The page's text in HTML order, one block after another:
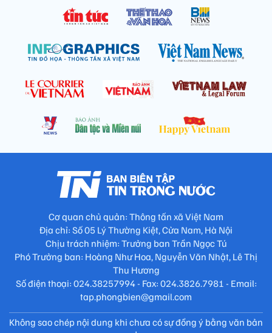
Cơ quan chủ quản: Thông tấn xã Việt Nam
Địa chỉ: Số 05 Lý Thường Kiệt, Cửa Nam, Hà Nội
Chịu trách nhiệm: Trưởng ban Trần Ngọc Tú
Phó Trưởng ban: Hoàng Như Hoa, Nguyễn Văn Nhật, Lê Thị
Thu Hương
Số điện thoại: 024.38257994 - Fax: 024.3826.7981 - Email:
tap.phongbien@gmail.com
Không sao chép nội dung khi chưa có sự đồng ý bằng văn bản